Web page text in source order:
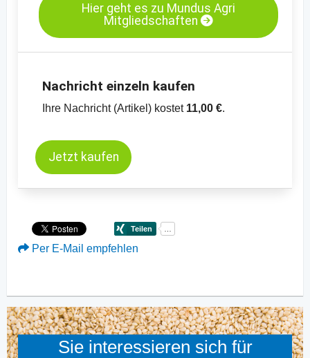
Hier geht es zu Mundus Agri
Mitgliedschaften
Nachricht einzeln kaufen
Ihre Nachricht (Artikel) kostet 11,00 €.
Jetzt kaufen
Per E-Mail empfehlen
Sie interessieren sich für